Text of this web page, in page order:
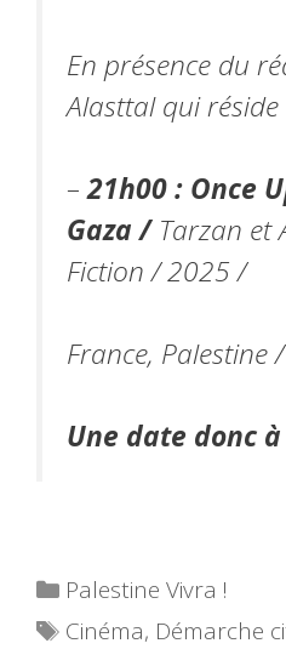
En présence du
Alasttal qui
–21h00 : Once
Gaza / Tarzan et
Fiction / 2025 /
France, Palestine
Une date donc
Catégories
Palestine Vivra !
Étiquettes
Cinéma, Démarche